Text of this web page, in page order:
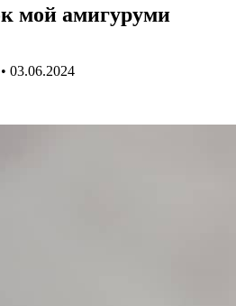
мой амигуруми
• 03.06.2024